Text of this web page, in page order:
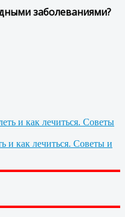
заболеваниями?
как лечиться. Советы и